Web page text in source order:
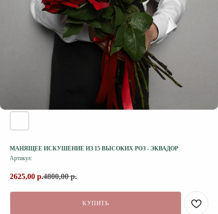
МАНЯЩЕЕ ИСКУШЕНИЕ ИЗ 15 ВЫСОКИХ РОЗ - ЭКВАДОР
Артикул:
2625,00 р.4800,00 р.
КУПИТЬ